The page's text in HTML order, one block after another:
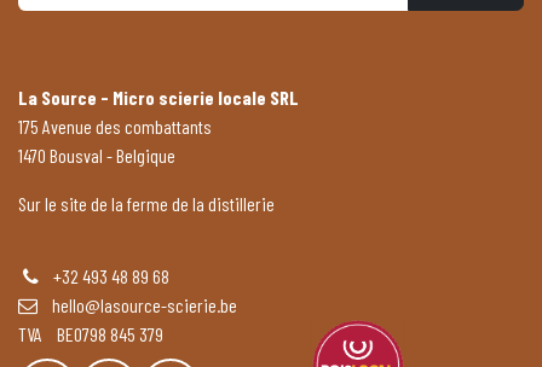
La Source - Micro scierie locale SRL
175 Avenue des combattants
1470 Bousval - Belgique
Sur le site de la ferme de la distillerie
+32 493 48 89 68
hello@lasource-scierie.be
TVA BE0798 845 379